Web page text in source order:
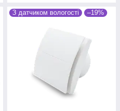
З датчиком вологості –19%